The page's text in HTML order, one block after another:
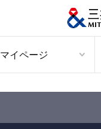
マイページ